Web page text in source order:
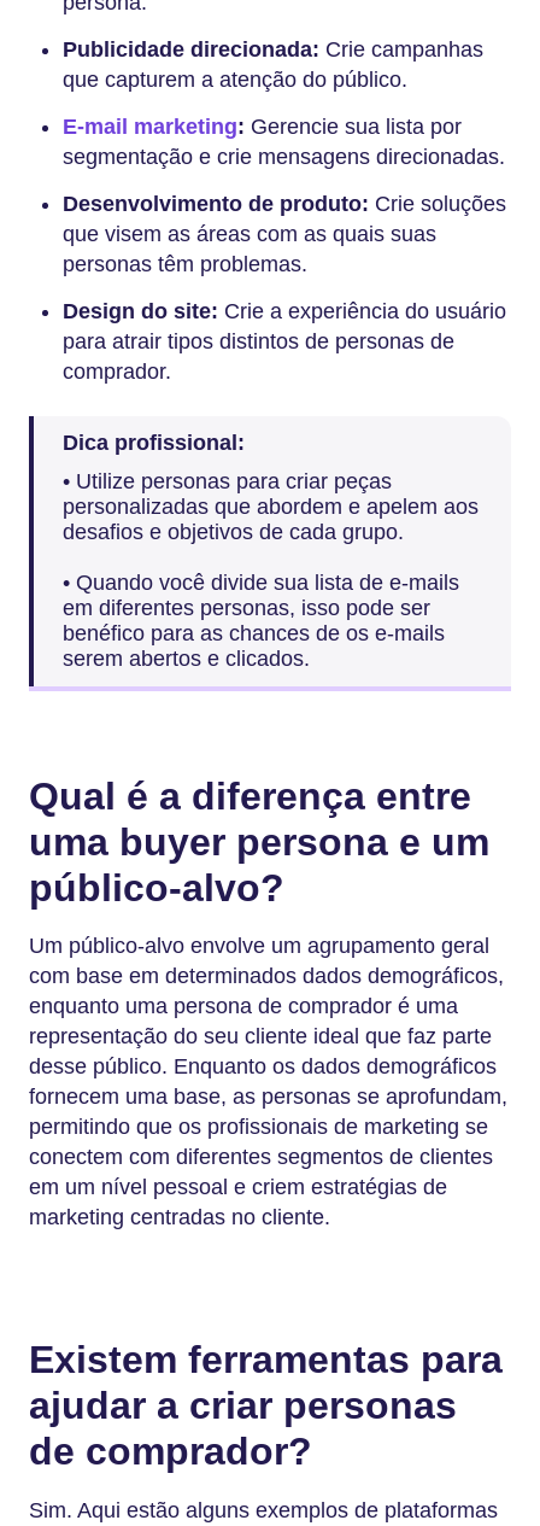
Publicidade direcionada: Crie campanhas
que capturem a atenção do público.
E-mail marketing: Gerencie sua lista por
segmentação e crie mensagens direcionadas.
Desenvolvimento de produto: Crie soluções
que visem as áreas com as quais suas
personas têm problemas.
Design do site: Crie a experiência do usuário
para atrair tipos distintos de personas de
comprador.
Dica profissional:
• Utilize personas para criar peças
personalizadas que abordem e apelem aos
desafios e objetivos de cada grupo.
• Quando você divide sua lista de e-mails
em diferentes personas, isso pode ser
benéfico para as chances de os e-mails
serem abertos e clicados.
Qual é a diferença entre
uma buyer persona e um
público-alvo?
Um público-alvo envolve um agrupamento geral
com base em determinados dados demográficos,
enquanto uma persona de comprador é uma
representação do seu cliente ideal que faz parte
desse público. Enquanto os dados demográficos
fornecem uma base, as personas se aprofundam,
permitindo que os profissionais de marketing se
conectem com diferentes segmentos de clientes
em um nível pessoal e criem estratégias de
marketing centradas no cliente.
Existem ferramentas para
ajudar a criar personas
de comprador?
Sim. Aqui estão alguns exemplos de plataformas